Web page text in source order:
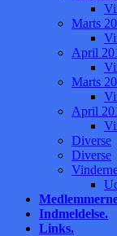
Marts
April
Marts
April
Diverse
Diverse
Indmeldelse.
Links.